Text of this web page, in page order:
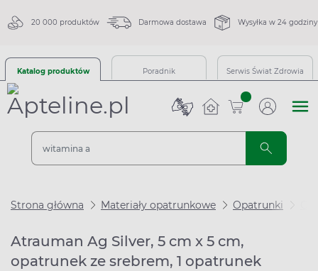
20 000 produktów Darmowa dostawa Wysyłka w 24 godziny
Katalog produktów Poradnik Serwis Świat Zdrowia
sztuk
Strona główna Materiały opatrunkowe Opatrunki
Atrauman Ag Silver, 5 cm x 5 cm,
opatrunek ze srebrem, 1 opatrunek